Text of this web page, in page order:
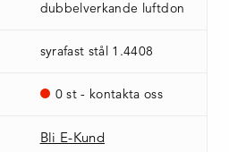
dubbelverkande luftdon
syrafast stål 1.4408
0 st - kontakta oss
Bli E-Kund